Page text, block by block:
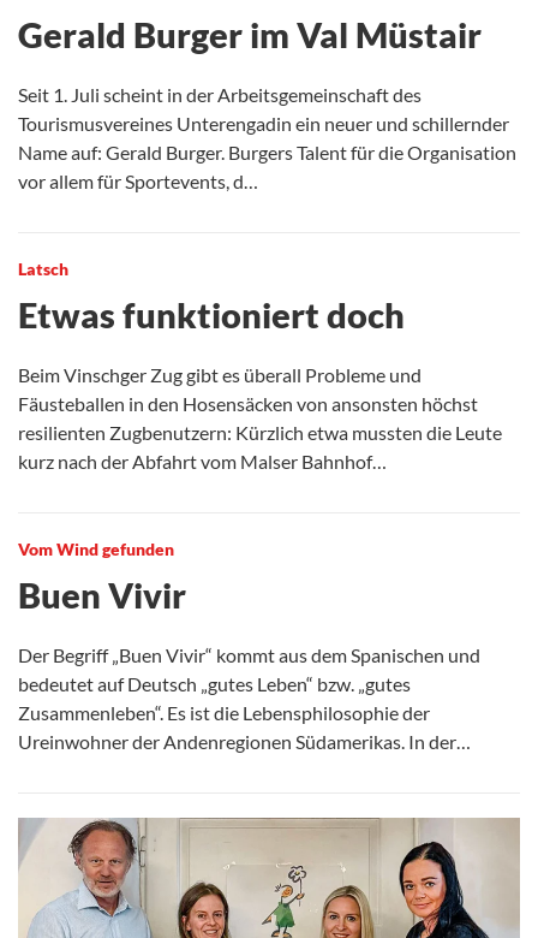
Gerald Burger im Val Müstair
Seit 1. Juli scheint in der Arbeitsgemeinschaft des
Tourismusvereines Unterengadin ein neuer und schillernder
Name auf: Gerald Burger. Burgers Talent für die Organisation
vor allem für Sportevents, d…
Latsch
Etwas funktioniert doch
Beim Vinschger Zug gibt es überall Probleme und
Fäusteballen in den Hosensäcken von ansonsten höchst
resilienten Zugbenutzern: Kürzlich etwa mussten die Leute
kurz nach der Abfahrt vom Malser Bahnhof…
Vom Wind gefunden
Buen Vivir
Der Begriff „Buen Vivir“ kommt aus dem Spanischen und
bedeutet auf Deutsch „gutes Leben“ bzw. „gutes
Zusammenleben“. Es ist die Lebensphilosophie der
Ureinwohner der Andenregionen Südamerikas. In der…